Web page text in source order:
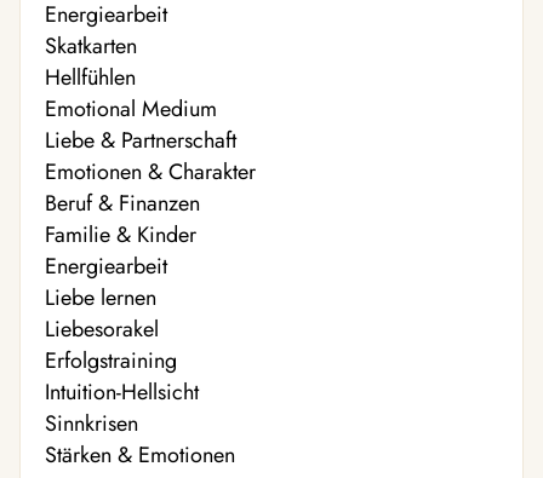
Energiearbeit
Skatkarten
Hellfühlen
Emotional Medium
Liebe & Partnerschaft
Emotionen & Charakter
Beruf & Finanzen
Familie & Kinder
Energiearbeit
Liebe lernen
Liebesorakel
Erfolgstraining
Intuition-Hellsicht
Sinnkrisen
Stärken & Emotionen